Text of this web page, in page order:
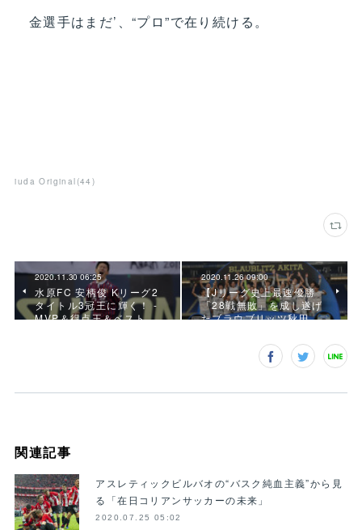
金選手はまだ’、“プロ”で在り続ける。
iuda Original (44 )
2020.11.30 06:25
水原FC 安柄俊 Kリーグ2
タイトル3冠王に輝く！ -
MVP＆得点王＆ベスト…
2020.11.26 09:00
【Jリーグ史上最速優勝
「28戦無敗」を成し遂げ
たブラウブリッツ秋田…
関連記事
アスレティックビルバオの“バスク純血主義”から見
る「在日コリアンサッカーの未来」
2020.07.25 05:02